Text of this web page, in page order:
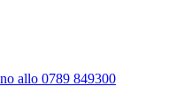
allo 0789 849300